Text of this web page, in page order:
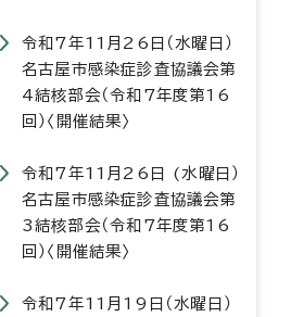
令和7年11月26日（水曜日）
名古屋市感染症診査協議会第
4結核部会（令和7年度第16
回）〈開催結果〉
令和7年11月26日 (水曜日）
名古屋市感染症診査協議会第
3結核部会（令和7年度第16
回）〈開催結果〉
令和7年11月19日（水曜日）